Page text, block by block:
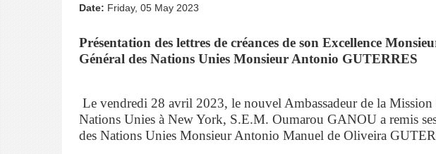
Date: Friday, 05 May 2023
Présentation des lettres de créances de son Excellence
Général des Nations Unies Monsieur Antonio GUTERRES
Le vendredi 28 avril 2023, le nouvel Ambassadeur de la Mission
Nations Unies à New York, S.E.M. Oumarou GANOU a remis ses
des Nations Unies Monsieur Antonio Manuel de Oliveira